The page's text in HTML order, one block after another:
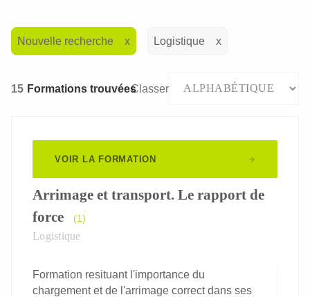
Nouvelle recherche Logistique
15 Formations trouvéesClasser
VOIR LA FORMATION
Arrimage et transport. Le rapport de
force
(1)
Logistique
Formation resituant l'importance du
chargement et de l'arrimage correct dans ses